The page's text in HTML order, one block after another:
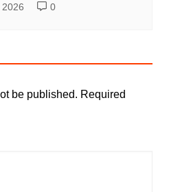
0
be published. Required